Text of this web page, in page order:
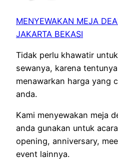
MENYEWAKAN MEJA
JAKARTA BEKASI
Tidak perlu khawatir
sewanya, karena
menawarkan harga yang
anda.
Kami menyewakan meja
anda gunakan untuk
opening, anniversary,
event lainnya.